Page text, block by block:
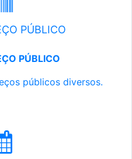
PÚBLICO
PÚBLICO
públicos diversos.